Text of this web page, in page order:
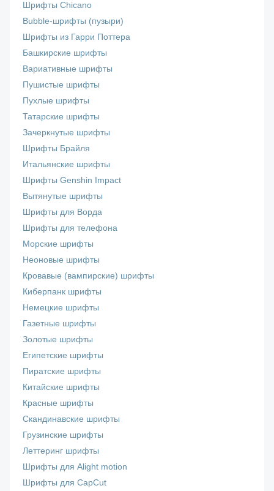
Шрифты Chicano
Bubble-шрифты (пузыри)
Шрифты из Гарри Поттера
Башкирские шрифты
Вариативные шрифты
Пушистые шрифты
Пухлые шрифты
Татарские шрифты
Зачеркнутые шрифты
Шрифты Брайля
Итальянские шрифты
Шрифты Genshin Impact
Вытянутые шрифты
Шрифты для Ворда
Шрифты для телефона
Морские шрифты
Неоновые шрифты
Кровавые (вампирские) шрифты
Киберпанк шрифты
Немецкие шрифты
Газетные шрифты
Золотые шрифты
Египетские шрифты
Пиратские шрифты
Китайские шрифты
Красные шрифты
Скандинавские шрифты
Грузинские шрифты
Леттеринг шрифты
Шрифты для Alight motion
Шрифты для CapCut